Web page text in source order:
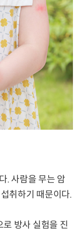
. 사람을 무는 암
취하기 때문이다.
방사 실험을 진